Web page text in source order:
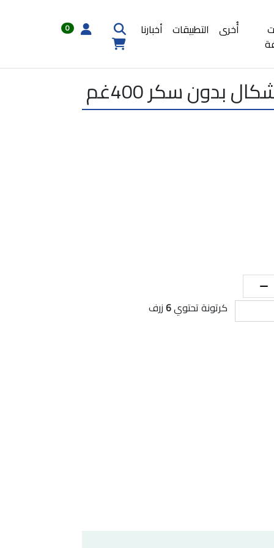
أُخرى التطبيقات أخبارنا 0
بدون سكر 400غم
كرتونة تحتوي6زرف